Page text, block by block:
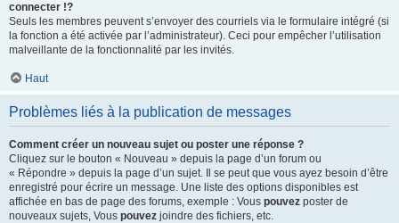
connecter !?
Seuls les membres peuvent s’envoyer des courriels via le formulaire intégré (si
la fonction a été activée par l’administrateur). Ceci pour empêcher l’utilisation
malveillante de la fonctionnalité par les invités.
Haut
Problèmes liés à la publication de messages
Comment créer un nouveau sujet ou poster une réponse ?
Cliquez sur le bouton « Nouveau » depuis la page d’un forum ou
« Répondre » depuis la page d’un sujet. Il se peut que vous ayez besoin d’être
enregistré pour écrire un message. Une liste des options disponibles est
affichée en bas de page des forums, exemple : Vous pouvez poster de
nouveaux sujets, Vous pouvez joindre des fichiers, etc.